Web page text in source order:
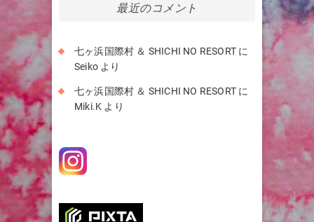
最近のコメント
七ヶ浜国際村 ＆ SHICHI NO RESORT に
Seiko より
七ヶ浜国際村 ＆ SHICHI NO RESORT に
Miki.K より